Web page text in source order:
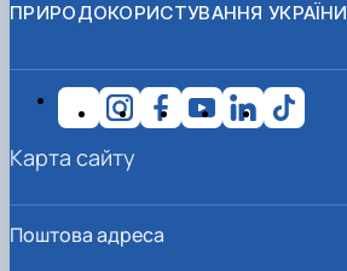
ПРИРОДОКОРИСТУВАННЯ УКРАЇНИ
Поштова адреса
Карта сайту